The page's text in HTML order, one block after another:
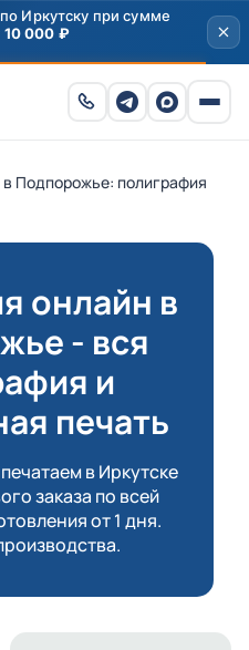
Подпорожье: полиграфия
онлайн в
- вся
и
печать
в Иркутске
заказа по всей
от 1 дня.